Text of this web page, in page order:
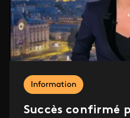
Information
Succès confirmé